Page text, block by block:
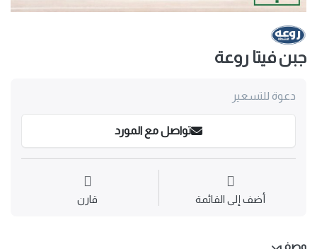
جبن فيتا روعة
دعوة للتسعير
تواصل مع المورد
أضف إلى القائمة قارن